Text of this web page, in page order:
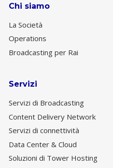
Chi siamo
La Società
Operations
Broadcasting per Rai
Servizi
Servizi di Broadcasting
Content Delivery Network
Servizi di connettività
Data Center & Cloud
Soluzioni di Tower Hosting